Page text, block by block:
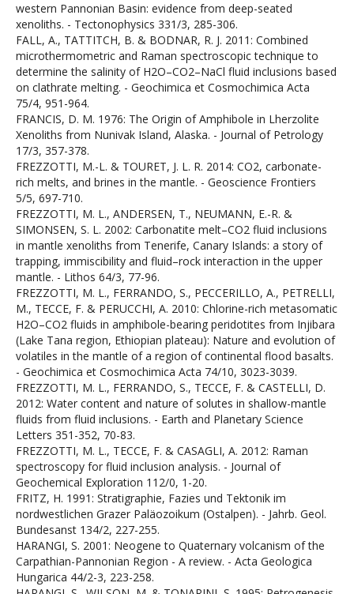
western Pannonian Basin: evidence from deep-seated
xenoliths. - Tectonophysics 331/3, 285-306.
FALL, A., TATTITCH, B. & BODNAR, R. J. 2011: Combined
microthermometric and Raman spectroscopic technique to
determine the salinity of H2O–CO2–NaCl fluid inclusions based
on clathrate melting. - Geochimica et Cosmochimica Acta
75/4, 951-964.
FRANCIS, D. M. 1976: The Origin of Amphibole in Lherzolite
Xenoliths from Nunivak Island, Alaska. - Journal of Petrology
17/3, 357-378.
FREZZOTTI, M.-L. & TOURET, J. L. R. 2014: CO2, carbonate-
rich melts, and brines in the mantle. - Geoscience Frontiers
5/5, 697-710.
FREZZOTTI, M. L., ANDERSEN, T., NEUMANN, E.-R. &
SIMONSEN, S. L. 2002: Carbonatite melt–CO2 fluid inclusions
in mantle xenoliths from Tenerife, Canary Islands: a story of
trapping, immiscibility and fluid–rock interaction in the upper
mantle. - Lithos 64/3, 77-96.
FREZZOTTI, M. L., FERRANDO, S., PECCERILLO, A., PETRELLI,
M., TECCE, F. & PERUCCHI, A. 2010: Chlorine-rich metasomatic
H2O–CO2 fluids in amphibole-bearing peridotites from Injibara
(Lake Tana region, Ethiopian plateau): Nature and evolution of
volatiles in the mantle of a region of continental flood basalts.
- Geochimica et Cosmochimica Acta 74/10, 3023-3039.
FREZZOTTI, M. L., FERRANDO, S., TECCE, F. & CASTELLI, D.
2012: Water content and nature of solutes in shallow-mantle
fluids from fluid inclusions. - Earth and Planetary Science
Letters 351-352, 70-83.
FREZZOTTI, M. L., TECCE, F. & CASAGLI, A. 2012: Raman
spectroscopy for fluid inclusion analysis. - Journal of
Geochemical Exploration 112/0, 1-20.
FRITZ, H. 1991: Stratigraphie, Fazies und Tektonik im
nordwestlichen Grazer Paläozoikum (Ostalpen). - Jahrb. Geol.
Bundesanst 134/2, 227-255.
HARANGI, S. 2001: Neogene to Quaternary volcanism of the
Carpathian-Pannonian Region - A review. - Acta Geologica
Hungarica 44/2-3, 223-258.